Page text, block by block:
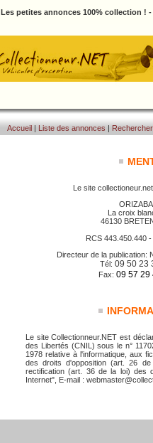
Les petites annonces 100% collection !
Accueil | Liste des annonces | Rechercher
Le site
ORIZABA
La croix
46130
RCS 443.450.440
Directeur de la publication:
Tél: 09 50 23
Fax: 09 57 29
Le site Collectionneur.NET est
des Libertés (CNIL) sous le n°
1978 relative à l'informatique, aux
des droits d'opposition (art. 26
rectification (art. 36 de la loi) des
Internet", E-mail :